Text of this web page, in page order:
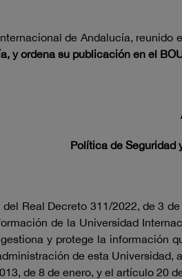
de Andalucía, reunido
y ordena su publicación en el
Política de Seguridad
Real Decreto 311/2022, de 3
de la Universidad
y protege la información
de esta
de 8 de enero, y el artículo 20